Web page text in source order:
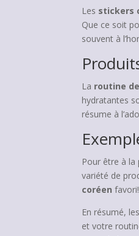
Les stickers
Que ce soit
souvent à
La routine
hydratantes
résume à
Pour être à
variété de
coréen favori!
En résumé,
et votre